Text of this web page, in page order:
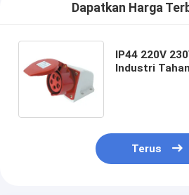
Dapatkan Harga
IP44 220V
Industri
Terus